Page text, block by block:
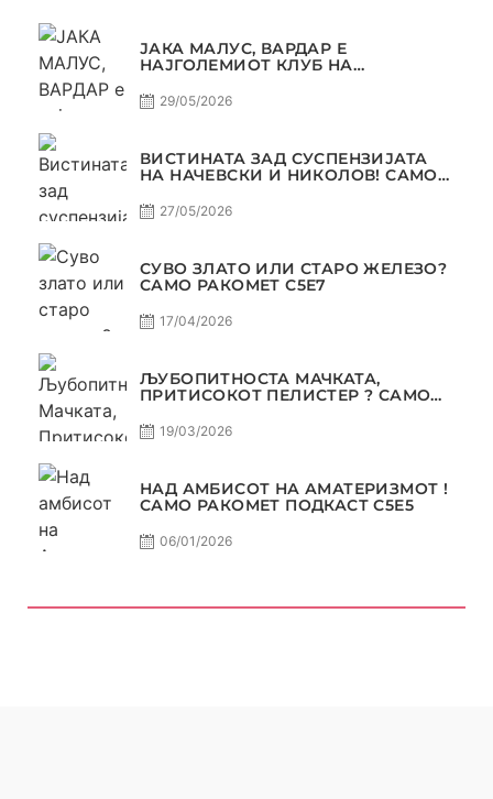
ЈАКА МАЛУС, ВАРДАР Е
НАЈГОЛЕМИОТ КЛУБ НА
29/05/2026
ВИСТИНАТА ЗАД СУСПЕНЗИЈАТА
НА НАЧЕВСКИ И НИКОЛОВ! САМО
27/05/2026
СУВО ЗЛАТО ИЛИ СТАРО ЖЕЛЕЗО?
САМО РАКОМЕТ С5Е7
17/04/2026
ЉУБОПИТНОСТА МАЧКАТА,
ПРИТИСОКОТ ПЕЛИСТЕР ? САМО
19/03/2026
НАД АМБИСОТ НА АМАТЕРИЗМОТ !
САМО РАКОМЕТ ПОДКАСТ С5E5
06/01/2026